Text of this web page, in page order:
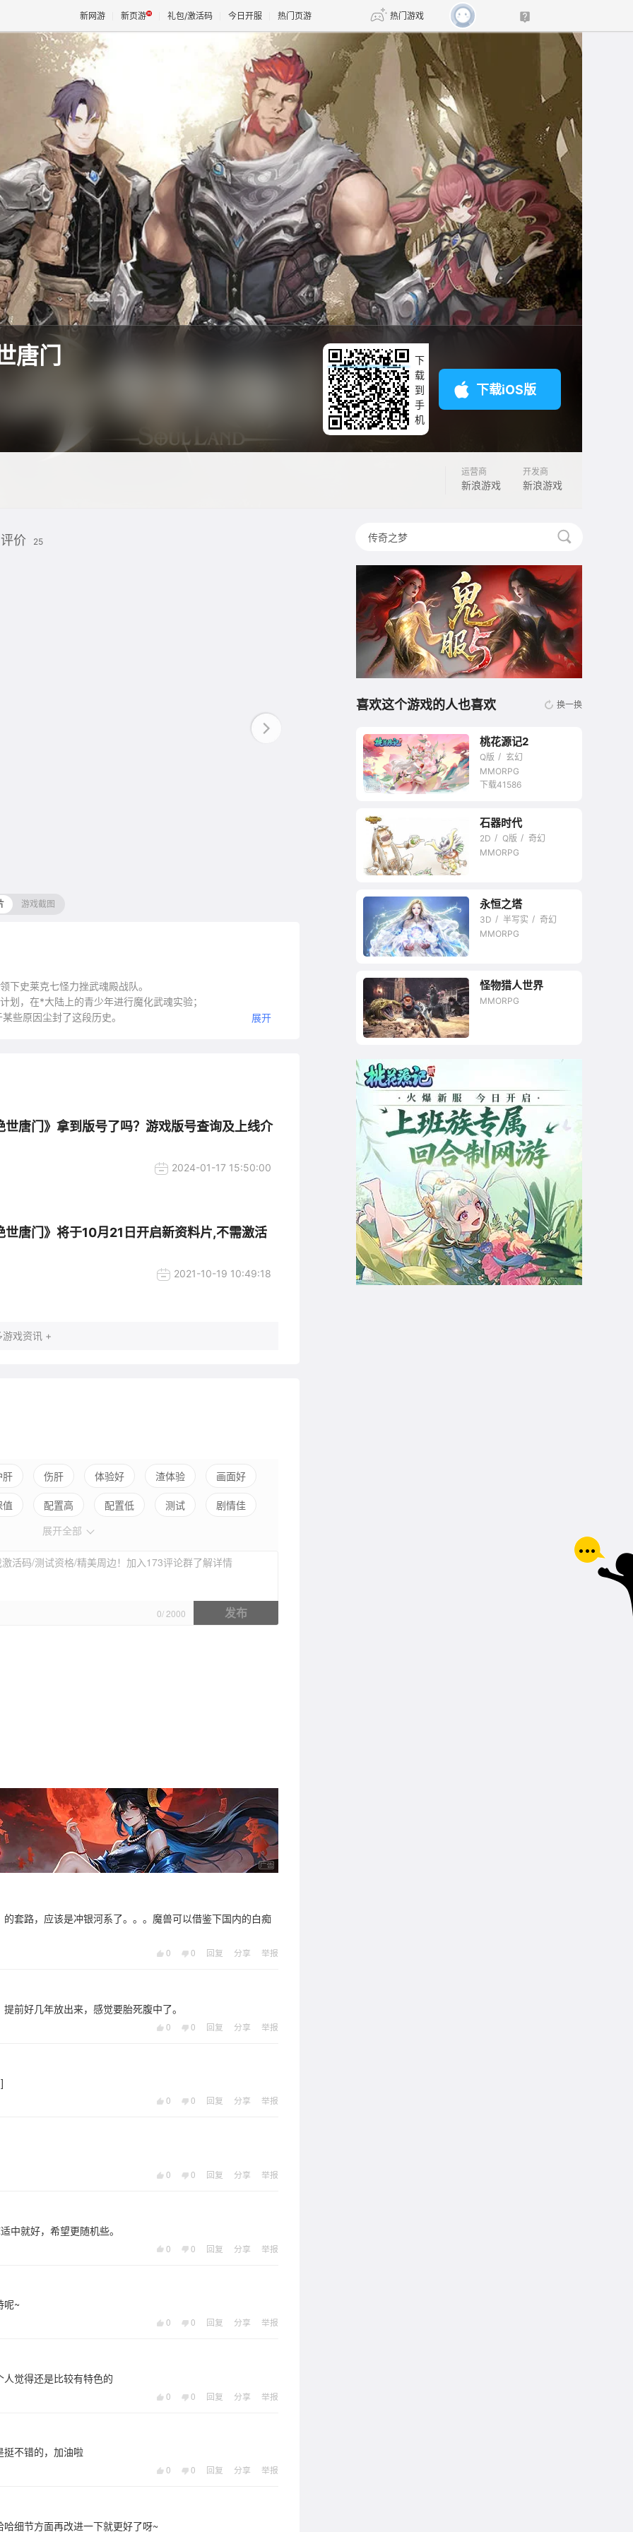
新网游 新页游 礼包/激活码 今日开服 热门页游 热门游戏
魔兽 传奇4
天堂 剑网3旗舰版 新天龙八部
王权与自由 诛仙世界 新仙侠5
唐门
下
载
到
手
机
下载iOS版
运营商
新浪游戏
开发商
新浪游戏
评价 25
游戏截图
下史莱克七怪力挫武魂殿战队。
划，在*大陆上的青少年进行魔化武魂实验；
些原因尘封了这段历史。
展开
世唐门》拿到版号了吗？游戏版号查询及上线介
2024-01-17 15:50:00
世唐门》将于10月21日开启新资料片,不需激活
2021-10-19 10:49:18
游戏资讯 +
肝 伤肝 体验好 渣体验 画面好
配置高 配置低 测试 剧情佳
平衡佳
展开全部
活码/测试资格/精美周边！加入173评论群了解详情
0/ 2000 发布
套路，应该是冲银河系了。。。魔兽可以借鉴下国内的白痴
0 0 回复 分享 举报
前好几年放出来，感觉要胎死腹中了。
0 0 回复 分享 举报
0 0 回复 分享 举报
0 0 回复 分享 举报
中就好，希望更随机些。
0 0 回复 分享 举报
呢~
0 0 回复 分享 举报
觉得还是比较有特色的
0 0 回复 分享 举报
挺不错的，加油啦
0 0 回复 分享 举报
细节方面再改进一下就更好了呀~
喜欢这个游戏的人也喜欢 换一换
无商城开放交易回合
网游
桃花源记2
Q版
玄幻
MMORPG
下载41586
石器时代
2D Q版
奇幻
MMORPG
华丽地飞行NC旗下奇
幻大作
永恒之塔
3D 半写实
奇幻
MMORPG
怪物猎人世界
MMORPG